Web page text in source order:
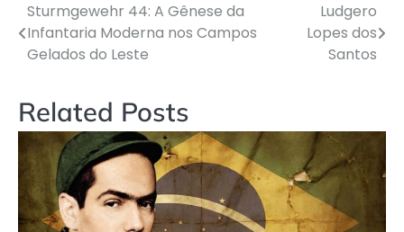
Navegação
de
Sturmgewehr 44: A Gênese da
Infantaria Moderna nos Campos
Gelados do Leste
Ludgero
Lopes dos
Santos
Related Posts